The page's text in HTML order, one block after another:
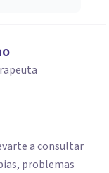
a consultar
problemas